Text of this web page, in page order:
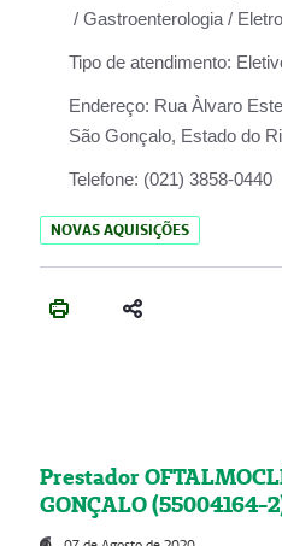
/ Gastroenterologia /
Tipo de atendimento:
Endereço: Rua Àlvaro
São Gonçalo, Estado do
Telefone: (021) 3858-0440
NOVAS AQUISIÇÕES
Prestador
GONÇALO (55004164-